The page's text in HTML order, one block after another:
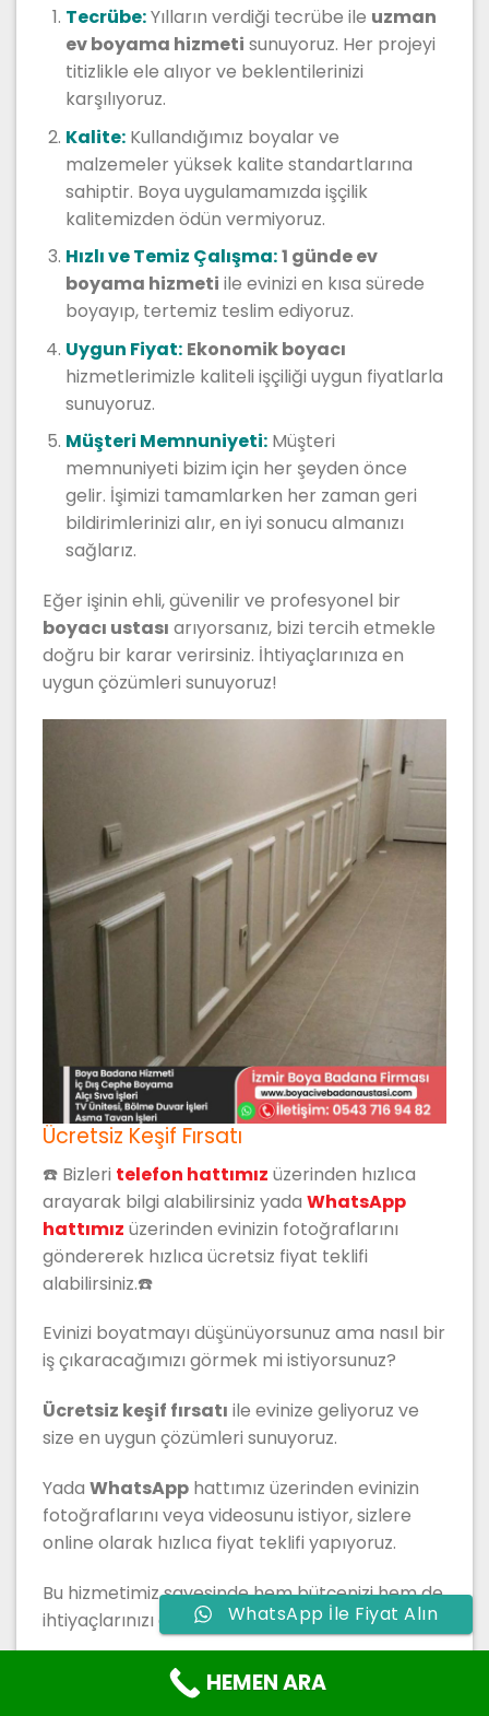
Tecrübe:Yılların verdiği tecrübe ile uzman
ev boyama hizmeti sunuyoruz. Her projeyi
titizlikle ele alıyor ve beklentilerinizi
karşılıyoruz.
Kalite:Kullandığımız boyalar ve
malzemeler yüksek kalite standartlarına
sahiptir. Boya uygulamamızda işçilik
kalitemizden ödün vermiyoruz.
Hızlı ve Temiz Çalışma:1 günde ev
boyama hizmeti ile evinizi en kısa sürede
boyayıp, tertemiz teslim ediyoruz.
Uygun Fiyat: Ekonomik boyacı
hizmetlerimizle kaliteli işçiliği uygun fiyatlarla
sunuyoruz.
Müşteri Memnuniyeti:Müşteri
memnuniyeti bizim için her şeyden önce
gelir. İşimizi tamamlarken her zaman geri
bildirimlerinizi alır, en iyi sonucu almanızı
sağlarız.
Eğer işinin ehli, güvenilir ve profesyonel bir
boyacı ustası arıyorsanız, bizi tercih etmekle
doğru bir karar verirsiniz. İhtiyaçlarınıza en
uygun çözümleri sunuyoruz!
Ücretsiz Keşif Fırsatı
☎️ Bizleri telefon hattımız üzerinden hızlıca
arayarak bilgi alabilirsiniz yada WhatsApp
hattımız üzerinden evinizin fotoğraflarını
göndererek hızlıca ücretsiz fiyat teklifi
alabilirsiniz.☎️
Evinizi boyatmayı düşünüyorsunuz ama nasıl bir
iş çıkaracağımızı görmek mi istiyorsunuz?
Ücretsiz keşif fırsatı ile evinize geliyoruz ve
size en uygun çözümleri sunuyoruz.
Yada WhatsApp hattımız üzerinden evinizin
fotoğraflarını veya videosunu istiyor, sizlere
online olarak hızlıca fiyat teklifi yapıyoruz.
Bu hizmetimiz sayesinde hem bütçenizi hem de
ihtiyaçlarınızı daha iyi analiz edebiliyoruz.
Üstelik bu hizmet tamamen ücretsiz!
ustası arayanlar için kaçırılmayacak bir
WhatsApp İle Fiyat Alın
HEMEN ARA